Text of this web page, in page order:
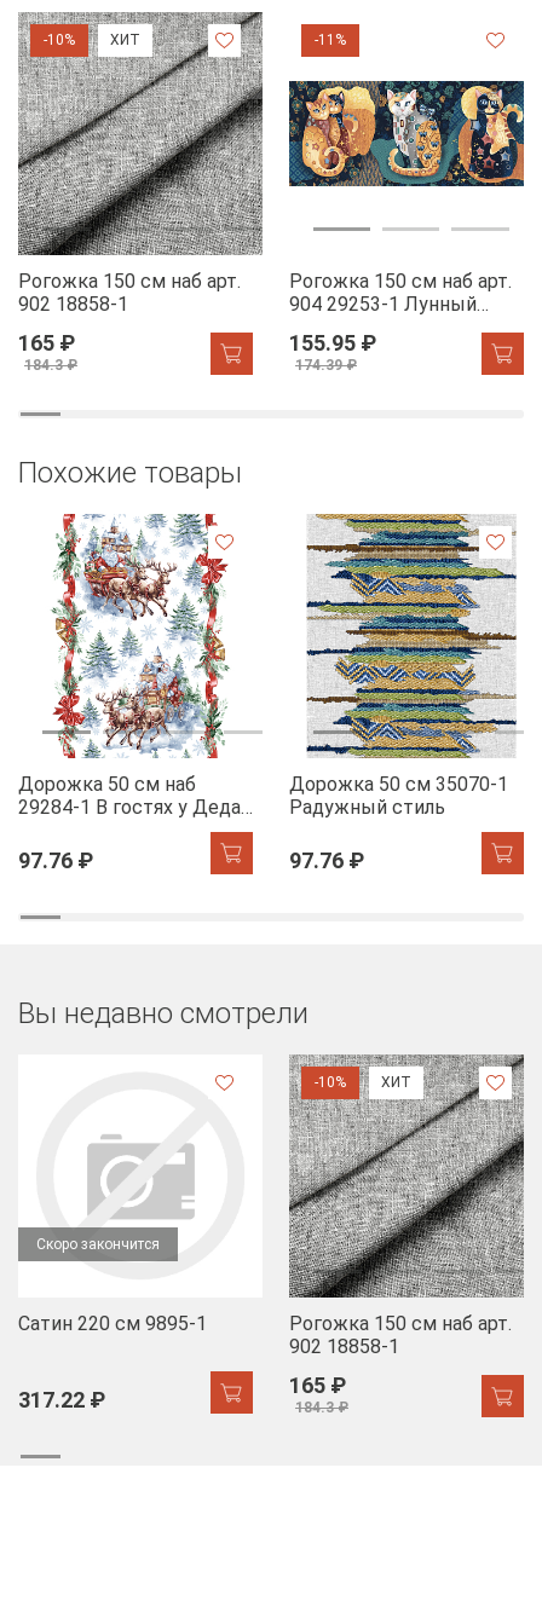
-10% ХИТ
Рогожка 150 см наб арт.
902 18858-1
165 ₽
184.3 ₽
-11%
Рогожка 150 см наб арт.
904 29253-1 Лунный
155.95 ₽
174.39 ₽
Похожие товары
Дорожка 50 см наб
29284-1 В гостях у Деда
97.76 ₽
Дорожка 50 см 35070-1
Радужный стиль
97.76 ₽
Вы недавно смотрели
Скоро закончится
Сатин 220 см 9895-1
317.22 ₽
-10% ХИТ
Рогожка 150 см наб арт.
902 18858-1
165 ₽
184.3 ₽